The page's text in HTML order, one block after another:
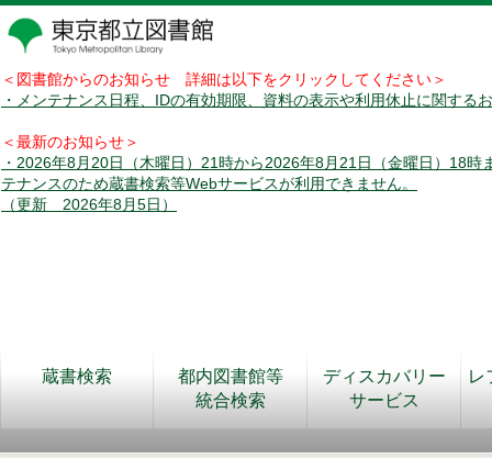
＜図書館からのお知らせ 詳細は以下をクリックしてください＞
・メンテナンス日程、IDの有効期限、資料の表示や利用休止に関する
＜最新のお知らせ＞
・2026年8月20日（木曜日）21時から2026年8月21日（金曜日）18時
テナンスのため蔵書検索等Webサービスが利用できません。
（更新 2026年8月5日）
蔵書検索
都内図書館等
統合検索
ディスカバリー
サービス
レ